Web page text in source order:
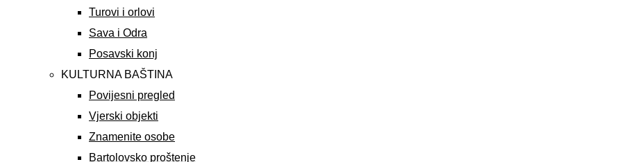
Turovi i orlovi
Sava i Odra
Posavski konj
KULTURNA BAŠTINA
Povijesni pregled
Vjerski objekti
Znamenite osobe
Bartolovsko proštenje